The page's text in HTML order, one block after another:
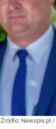
Źródło: Newspix.pl /